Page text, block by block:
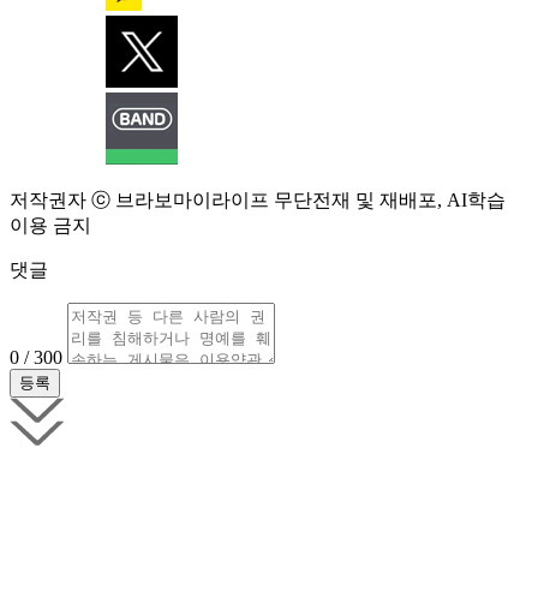
저작권자 ⓒ 브라보마이라이프 무단전재 및 재배포, AI학습
이용 금지
댓글
0 / 300